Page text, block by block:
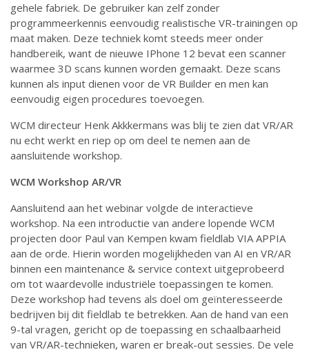
gehele fabriek. De gebruiker kan zelf zonder
programmeerkennis eenvoudig realistische VR-trainingen op
maat maken. Deze techniek komt steeds meer onder
handbereik, want de nieuwe IPhone 12 bevat een scanner
waarmee 3D scans kunnen worden gemaakt. Deze scans
kunnen als input dienen voor de VR Builder en men kan
eenvoudig eigen procedures toevoegen.
WCM directeur Henk Akkkermans was blij te zien dat VR/AR
nu echt werkt en riep op om deel te nemen aan de
aansluitende workshop.
WCM Workshop AR/VR
Aansluitend aan het webinar volgde de interactieve
workshop. Na een introductie van andere lopende WCM
projecten door Paul van Kempen kwam fieldlab VIA APPIA
aan de orde. Hierin worden mogelijkheden van AI en VR/AR
binnen een maintenance & service context uitgeprobeerd
om tot waardevolle industriële toepassingen te komen.
Deze workshop had tevens als doel om geïnteresseerde
bedrijven bij dit fieldlab te betrekken. Aan de hand van een
9-tal vragen, gericht op de toepassing en schaalbaarheid
van VR/AR-technieken, waren er break-out sessies. De vele